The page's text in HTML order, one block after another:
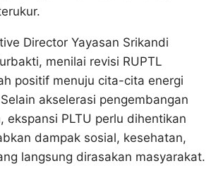
Director Yayasan Srikandi
menilai revisi RUPTL
positif menuju cita-cita energi
akselerasi pengembangan
ekspansi PLTU perlu dihentikan
dampak sosial, kesehatan,
langsung dirasakan masyarakat.